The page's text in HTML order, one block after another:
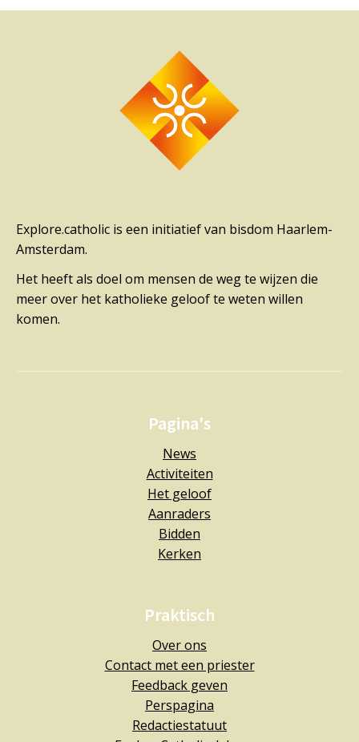
Explore.catholic is een initiatief van bisdom Haarlem-
Amsterdam.
Het heeft als doel om mensen de weg te wijzen die
meer over het katholieke geloof te weten willen
komen.
Pagina's
News
Activiteiten
Het geloof
Aanraders
Bidden
Kerken
Praktisch
Over ons
Contact met een priester
Feedback geven
Perspagina
Redactiestatuut